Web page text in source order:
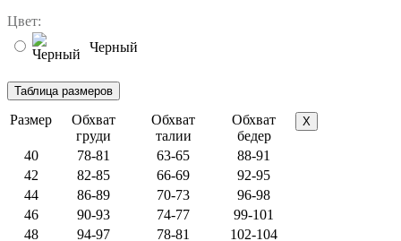
Цвет:
Черный
Размер
Обхват
груди
Обхват
талии
Обхват
бедер
X
40 78-81 63-65
88-91
42
82-85 66-69
92-95
44
86-89 70-73
96-98
46
90-93 74-77
99-101
48
94-97 78-81
102-104